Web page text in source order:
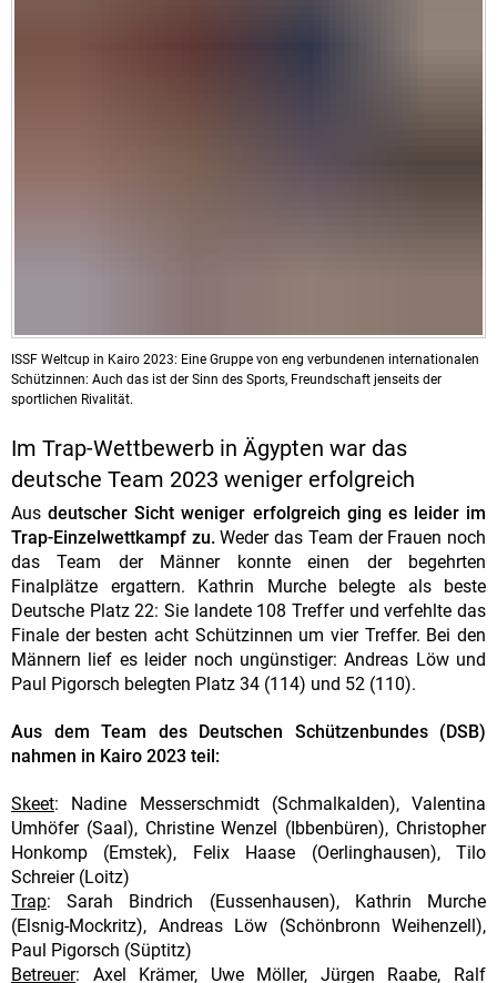
ISSF Weltcup in Kairo 2023: Eine Gruppe von eng verbundenen internationalen
Schützinnen: Auch das ist der Sinn des Sports, Freundschaft jenseits der
sportlichen Rivalität.
Im Trap-Wettbewerb in Ägypten war das
deutsche Team 2023 weniger erfolgreich
Ausdeutscher Sicht weniger erfolgreich ging es leider im
Trap-Einzelwettkampf zu.Weder das Team der Frauen noch
das Team der Männer konnte einen der begehrten
Finalplätze ergattern. Kathrin Murche belegte als beste
Deutsche Platz 22: Sie landete 108 Treffer und verfehlte das
Finale der besten acht Schützinnen um vier Treffer. Bei den
Männern lief es leider noch ungünstiger: Andreas Löw und
Paul Pigorsch belegten Platz 34 (114) und 52 (110).
Aus dem Team des Deutschen Schützenbundes (DSB)
nahmen in Kairo 2023 teil:
Skeet: Nadine Messerschmidt (Schmalkalden), Valentina
Umhöfer (Saal), Christine Wenzel (Ibbenbüren), Christopher
Honkomp (Emstek), Felix Haase (Oerlinghausen), Tilo
Schreier (Loitz)
Trap: Sarah Bindrich (Eussenhausen), Kathrin Murche
(Elsnig-Mockritz), Andreas Löw (Schönbronn Weihenzell),
Paul Pigorsch (Süptitz)
Betreuer: Axel Krämer, Uwe Möller, Jürgen Raabe, Ralf